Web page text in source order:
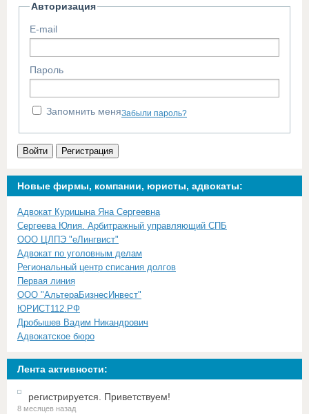
Авторизация
E-mail
Пароль
Запомнить меняЗабыли пароль?
Войти Регистрация
Новые фирмы, компании, юристы, адвокаты:
Адвокат Курицына Яна Сергеевна
Сергеева Юлия. Арбитражный управляющий СПБ
ООО ЦЛПЭ "еЛингвист"
Адвокат по уголовным делам
Региональный центр списания долгов
Первая линия
ООО "АльтераБизнесИнвест"
ЮРИСТ112.РФ
Дробышев Вадим Никандрович
Адвокатское бюро
Лента активности:
регистрируется. Приветствуем!
8 месяцев назад